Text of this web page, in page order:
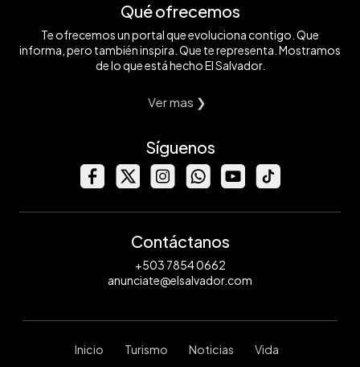
Qué ofrecemos
Te ofrecemos un portal que evoluciona contigo. Que
informa, pero también inspira. Que te representa. Mostramos
de lo que está hecho El Salvador.
Ver mas ❯
Síguenos
Contáctanos
+503 7854 0662
anunciate@elsalvador.com
Inicio Turismo Noticias Vida